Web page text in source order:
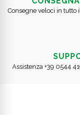
Consegne veloci in tutto
Assistenza +39 0544